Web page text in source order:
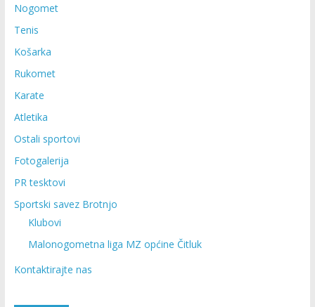
Nogomet
Tenis
Košarka
Rukomet
Karate
Atletika
Ostali sportovi
Fotogalerija
PR tesktovi
Sportski savez Brotnjo
Klubovi
Malonogometna liga MZ općine Čitluk
Kontaktirajte nas